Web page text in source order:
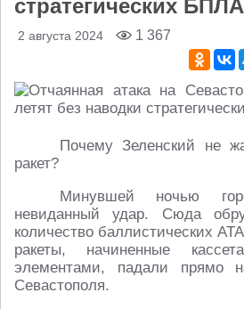
стратегических
2 августа 2024 1 367
Почему Зеленский не
ракет?
Минувшей ночью
невиданный удар. Сюда
количество баллистических
ракеты, начиненные
элементами, падали прямо
Севастополя.